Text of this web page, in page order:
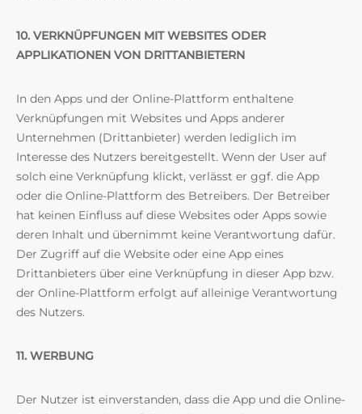
10. VERKNÜPFUNGEN MIT WEBSITES ODER
APPLIKATIONEN VON DRITTANBIETERN
In den Apps und der Online-Plattform enthaltene
Verknüpfungen mit Websites und Apps anderer
Unternehmen (Drittanbieter) werden lediglich im
Interesse des Nutzers bereitgestellt. Wenn der User auf
solch eine Verknüpfung klickt, verlässt er ggf. die App
oder die Online-Plattform des Betreibers. Der Betreiber
hat keinen Einfluss auf diese Websites oder Apps sowie
deren Inhalt und übernimmt keine Verantwortung dafür.
Der Zugriff auf die Website oder eine App eines
Drittanbieters über eine Verknüpfung in dieser App bzw.
der Online-Plattform erfolgt auf alleinige Verantwortung
des Nutzers.
11. WERBUNG
Der Nutzer ist einverstanden, dass die App und die Online-